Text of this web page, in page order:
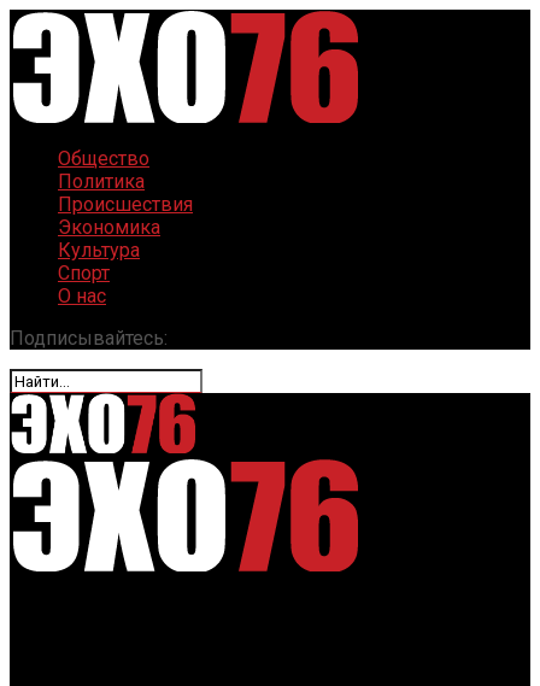
Общество
Политика
Происшествия
Экономика
Культура
Спорт
О нас
Подписывайтесь: